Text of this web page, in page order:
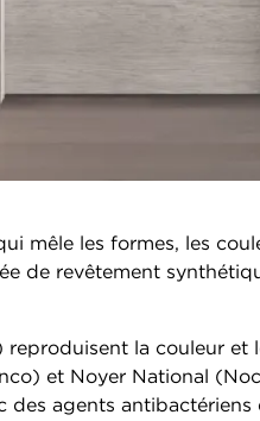
mêle les formes, les
de revêtement
la couleur et
et Noyer National
des agents